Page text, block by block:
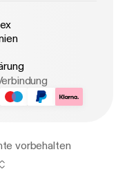
vorbehalten